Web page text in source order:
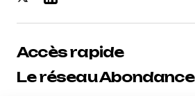
Accès rapide
Le réseau Abondance